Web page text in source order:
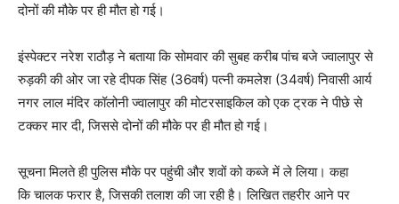
दोनों की मौके पर ही मौत हो गई।
इंस्पेक्टर नरेश राठौड़ ने बताया कि सोमवार की सुबह करीब पांच बजे ज्वालापुर से
रुड़की की ओर जा रहे दीपक सिंह (36वर्ष) पत्नी कमलेश (34वर्ष) निवासी आर्य
नगर लाल मंदिर कॉलोनी ज्वालापुर की मोटरसाइकिल को एक ट्रक ने पीछे से
टक्कर मार दी, जिससे दोनों की मौके पर ही मौत हो गई।
सूचना मिलते ही पुलिस मौके पर पहुंची और शवों को कब्जे में ले लिया। कहा
कि चालक फरार है, जिसकी तलाश की जा रही है। लिखित तहरीर आने पर